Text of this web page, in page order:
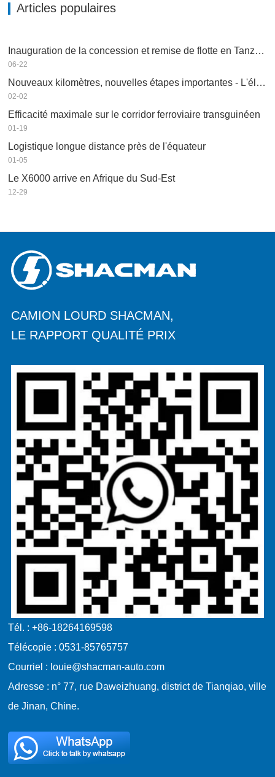
Articles populaires
Inauguration de la concession et remise de flotte en Tanzanie
06-22
Nouveaux kilomètres, nouvelles étapes importantes - L'élan se poursuit
02-02
Efficacité maximale sur le corridor ferroviaire transguinéen
01-19
Logistique longue distance près de l'équateur
01-05
Le X6000 arrive en Afrique du Sud-Est
12-29
CAMION LOURD SHACMAN,
LE RAPPORT QUALITÉ PRIX
Tél. : +86-18264169598
Télécopie : 0531-85765757
Courriel : louie@shacman-auto.com
Adresse : n° 77, rue Daweizhuang, district de Tianqiao, ville
de Jinan, Chine.